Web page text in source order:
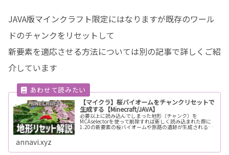
JAVA版マインクラフト限定にはなりますが既存のワール
ドのチャンクをリセットして
新要素を適応させる方法については別の記事で詳しくご紹
介しています
【マイクラ】桜バイオームをチャンクリセットで
生成する【Minecraft/JAVA】
必要以上に読み込んでしまった地形（チャンク）を
MCAselectorを使って削除すれば新しく読み込まれた際に
1.20の新要素の桜バイオームや旅路の遺跡が生成されるか
annavi.xyz